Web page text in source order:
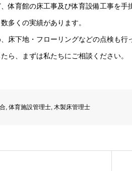
体育館の床工事及び体育設備工事を手
多くの実績があります。
床下地・フローリングなどの点検も行
ら、まずは私たちにご相談ください。
, 体育施設管理士, 木製床管理士